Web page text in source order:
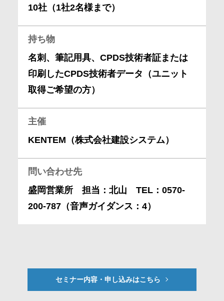
10社（1社2名様まで）
持ち物
名刺、筆記用具、CPDS技術者証または
印刷したCPDS技術者データ（ユニット
取得ご希望の方）
主催
KENTEM（株式会社建設システム）
問い合わせ先
盛岡営業所 担当：北山 TEL：0570-
200-787（音声ガイダンス：4）
セミナー内容・申し込みはこちら